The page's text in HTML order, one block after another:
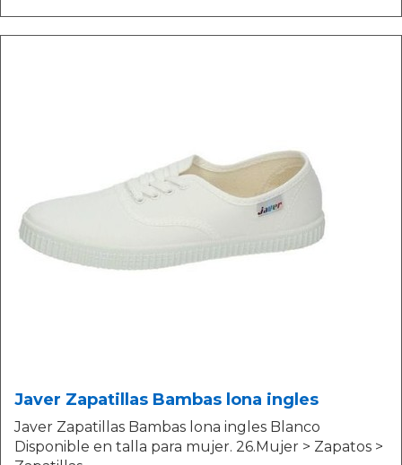
Javer Zapatillas Bambas lona ingles
Javer Zapatillas Bambas lona ingles Blanco
Disponible en talla para mujer. 26.Mujer > Zapatos >